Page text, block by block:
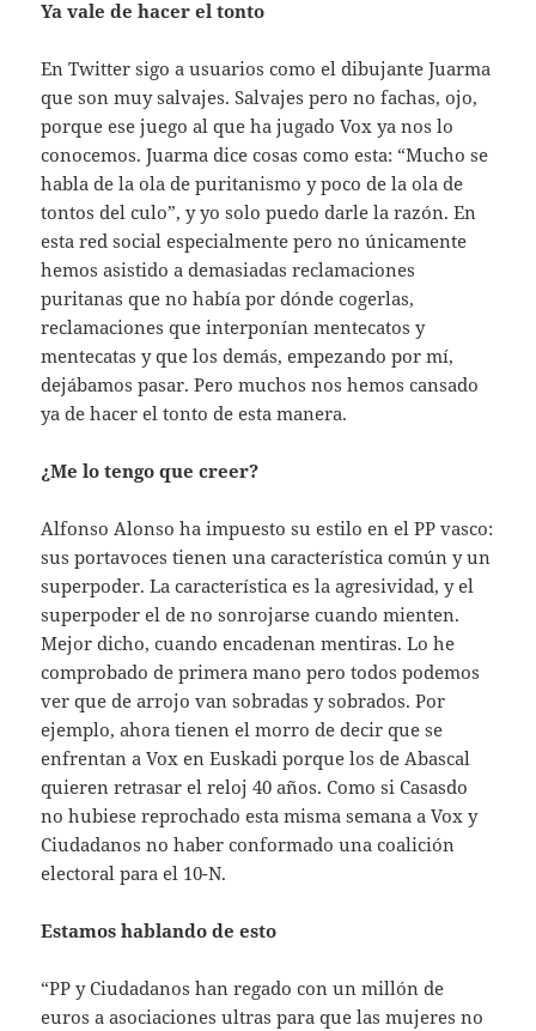
Ya vale de hacer el tonto
En Twitter sigo a usuarios como el dibujante Juarma
que son muy salvajes. Salvajes pero no fachas, ojo,
porque ese juego al que ha jugado Vox ya nos lo
conocemos. Juarma dice cosas como esta: “Mucho se
habla de la ola de puritanismo y poco de la ola de
tontos del culo”, y yo solo puedo darle la razón. En
esta red social especialmente pero no únicamente
hemos asistido a demasiadas reclamaciones
puritanas que no había por dónde cogerlas,
reclamaciones que interponían mentecatos y
mentecatas y que los demás, empezando por mí,
dejábamos pasar. Pero muchos nos hemos cansado
ya de hacer el tonto de esta manera.
¿Me lo tengo que creer?
Alfonso Alonso ha impuesto su estilo en el PP vasco:
sus portavoces tienen una característica común y un
superpoder. La característica es la agresividad, y el
superpoder el de no sonrojarse cuando mienten.
Mejor dicho, cuando encadenan mentiras. Lo he
comprobado de primera mano pero todos podemos
ver que de arrojo van sobradas y sobrados. Por
ejemplo, ahora tienen el morro de decir que se
enfrentan a Vox en Euskadi porque los de Abascal
quieren retrasar el reloj 40 años. Como si Casasdo
no hubiese reprochado esta misma semana a Vox y
Ciudadanos no haber conformado una coalición
electoral para el 10-N.
Estamos hablando de esto
“PP y Ciudadanos han regado con un millón de
euros a asociaciones ultras para que las mujeres no